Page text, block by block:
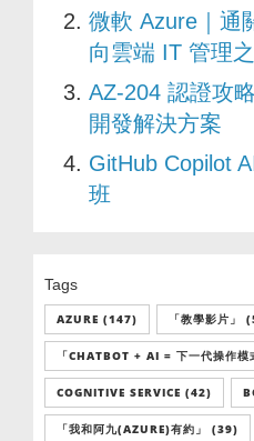
微軟 Azure｜通
向雲端 IT 管理
AZ-204 認證攻
開發解決方案
GitHub Copilot
班
Tags
AZURE (147) 「教學影片」
「CHATBOT + AI = 下一代操作
COGNITIVE SERVICE (42)
「我和阿九(AZURE)有約」 (39)